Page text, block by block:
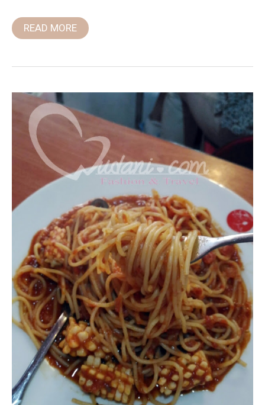
READ MORE
【捷
美
食】
麵
食
利
格
親
民、
麵
量
多，
適
合
小
資
女
孩、
學
生
族
用
餐